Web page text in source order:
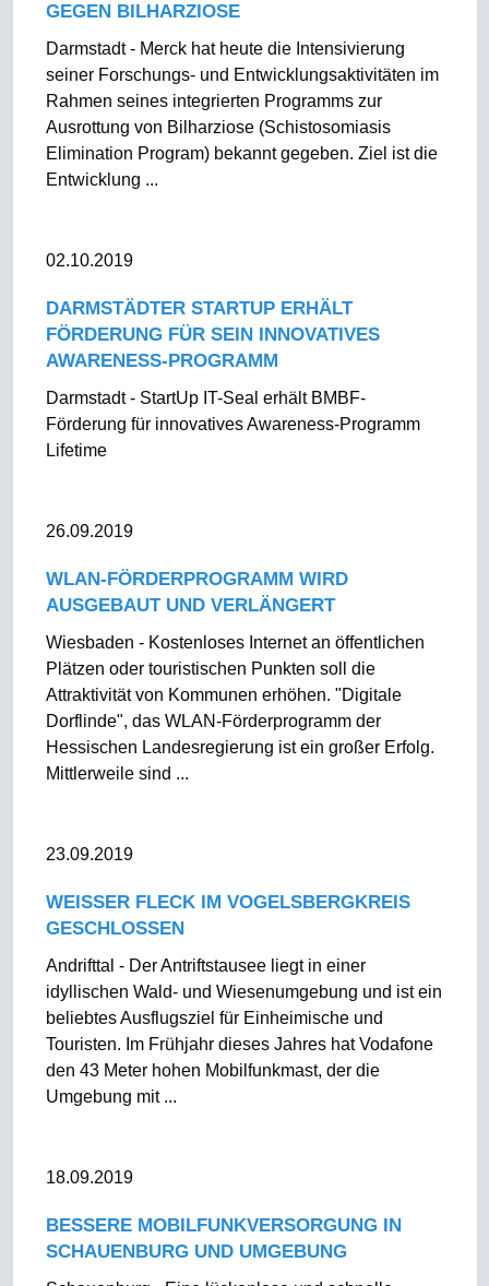
GEGEN BILHARZIOSE
Darmstadt - Merck hat heute die Intensivierung
seiner Forschungs- und Entwicklungsaktivitäten im
Rahmen seines integrierten Programms zur
Ausrottung von Bilharziose (Schistosomiasis
Elimination Program) bekannt gegeben. Ziel ist die
Entwicklung ...
02.10.2019
DARMSTÄDTER STARTUP ERHÄLT
FÖRDERUNG FÜR SEIN INNOVATIVES
AWARENESS-PROGRAMM
Darmstadt - StartUp IT-Seal erhält BMBF-
Förderung für innovatives Awareness-Programm
Lifetime
26.09.2019
WLAN-FÖRDERPROGRAMM WIRD
AUSGEBAUT UND VERLÄNGERT
Wiesbaden - Kostenloses Internet an öffentlichen
Plätzen oder touristischen Punkten soll die
Attraktivität von Kommunen erhöhen. "Digitale
Dorflinde", das WLAN-Förderprogramm der
Hessischen Landesregierung ist ein großer Erfolg.
Mittlerweile sind ...
23.09.2019
WEISSER FLECK IM VOGELSBERGKREIS
GESCHLOSSEN
Andrifttal - Der Antriftstausee liegt in einer
idyllischen Wald- und Wiesenumgebung und ist ein
beliebtes Ausflugsziel für Einheimische und
Touristen. Im Frühjahr dieses Jahres hat Vodafone
den 43 Meter hohen Mobilfunkmast, der die
Umgebung mit ...
18.09.2019
BESSERE MOBILFUNKVERSORGUNG IN
SCHAUENBURG UND UMGEBUNG